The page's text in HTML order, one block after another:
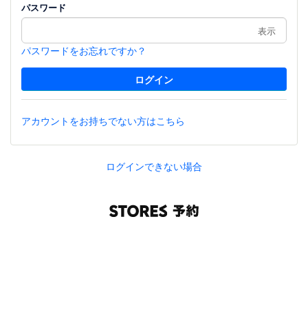
パスワード
表示
パスワードをお忘れですか？
アカウントをお持ちでない方はこちら
ログインできない場合